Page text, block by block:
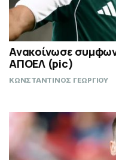
Ανακοίνωσε
ΑΠΟΕΛ (pic)
ΚΩΝΣΤΑΝΤΙΝΟΣ ΓΕΩΡΓΙΟΥ